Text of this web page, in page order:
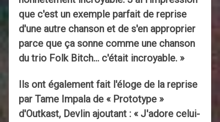
que c'est un exemple parfait de reprise
d'une autre chanson et de s'en approprier
parce que ça sonne comme une chanson
du trio Folk Bitch… c'était incroyable. »
Ils ont également fait l'éloge de la reprise
par Tame Impala de « Prototype »
d'Outkast, Devlin ajoutant : « J'adore celui-